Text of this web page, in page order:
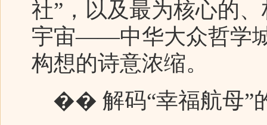
社”，以及最为核心的
宇宙——中华大众哲学
构想的诗意浓缩。
�� 解码“幸福航母”